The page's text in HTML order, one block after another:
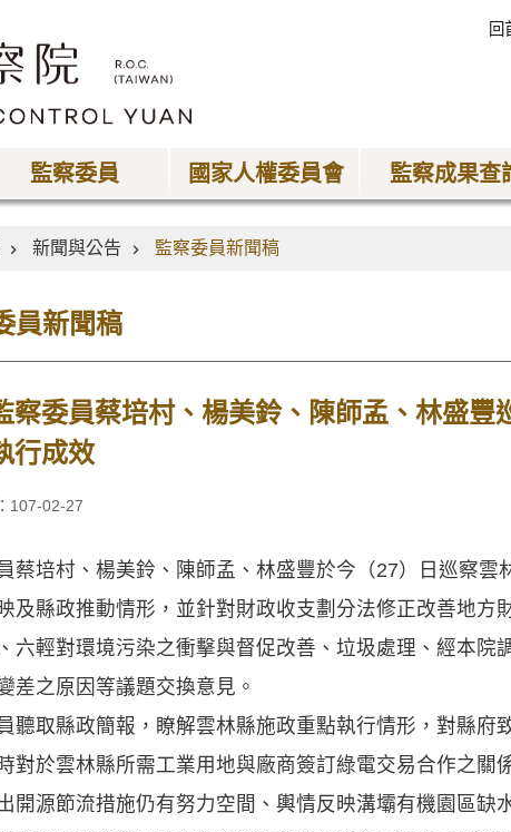
回
監察委員 國家人權委員會 監察成果查
新聞與公告 監察委員新聞稿
員新聞稿
察委員蔡培村、楊美鈴、陳師孟、林盛
行成效
107-02-27
蔡培村、楊美鈴、陳師孟、林盛豐於今（27）日巡察
及縣政推動情形，並針對財政收支劃分法修正改善地
六輕對環境污染之衝擊與督促改善、垃圾處理、經本
差之原因等議題交換意見。
聽取縣政簡報，瞭解雲林縣施政重點執行情形，對縣
對於雲林縣所需工業用地與廠商簽訂綠電交易合作之關
開源節流措施仍有努力空間、輿情反映溝壩有機園區缺